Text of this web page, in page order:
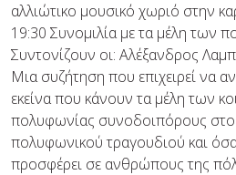
αλλιώτικο μουσικό χωριό στην
19:30 Συνομιλία με τα μέλη των
Συντονίζουν οι: Αλέξανδρος
Μια συζήτηση που επιχειρεί να
εκείνα που κάνουν τα μέλη των
πολυφωνίας συνοδοιπόρους στο
πολυφωνικού τραγουδιού και
προσφέρει σε ανθρώπους της